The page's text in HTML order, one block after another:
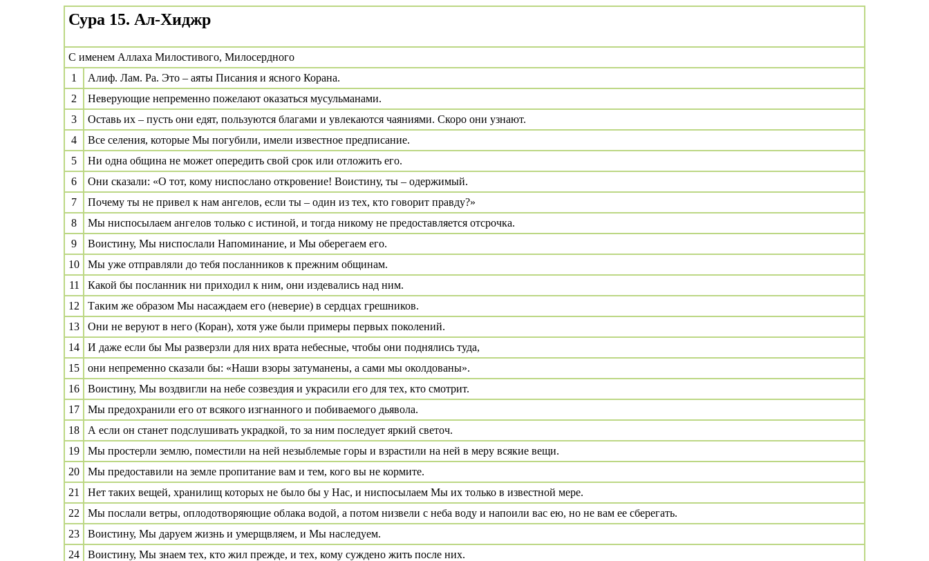
Сура 15. Aл-Xиджp
С именем Аллаха Милостивого, Милосердного
1
Алиф. Лам. Ра. Это – аяты Писания и ясного Корана.
2
Неверующие непременно пожелают оказаться мусульманами.
3
Оставь их – пусть они едят, пользуются благами и увлекаются чаяниями. Скоро они узнают.
4
Все селения, которые Мы погубили, имели известное предписание.
5
Ни одна община не может опередить свой срок или отложить его.
6
Они сказали: «О тот, кому ниспослано откровение! Воистину, ты – одержимый.
7
Почему ты не привел к нам ангелов, если ты – один из тех, кто говорит правду?»
8
Мы ниспосылаем ангелов только с истиной, и тогда никому не предоставляется отсрочка.
9
Воистину, Мы ниспослали Напоминание, и Мы оберегаем его.
10
Мы уже отправляли до тебя посланников к прежним общинам.
11
Какой бы посланник ни приходил к ним, они издевались над ним.
12
Таким же образом Мы насаждаем его (неверие) в сердцах грешников.
13
Они не веруют в него (Коран), хотя уже были примеры первых поколений.
14
И даже если бы Мы разверзли для них врата небесные, чтобы они поднялись туда,
15
они непременно сказали бы: «Наши взоры затуманены, а сами мы околдованы».
16
Воистину, Мы воздвигли на небе созвездия и украсили его для тех, кто смотрит.
17
Мы предохранили его от всякого изгнанного и побиваемого дьявола.
18
А если он станет подслушивать украдкой, то за ним последует яркий светоч.
19
Мы простерли землю, поместили на ней незыблемые горы и взрастили на ней в меру всякие вещи.
20
Мы предоставили на земле пропитание вам и тем, кого вы не кормите.
21
Нет таких вещей, хранилищ которых не было бы у Нас, и ниспосылаем Мы их только в известной мере.
22
Мы послали ветры, оплодотворяющие облака водой, а потом низвели с неба воду и напоили вас ею, но не вам ее сберегать.
23
Воистину, Мы даруем жизнь и умерщвляем, и Мы наследуем.
24
Воистину, Мы знаем тех, кто жил прежде, и тех, кому суждено жить после них.